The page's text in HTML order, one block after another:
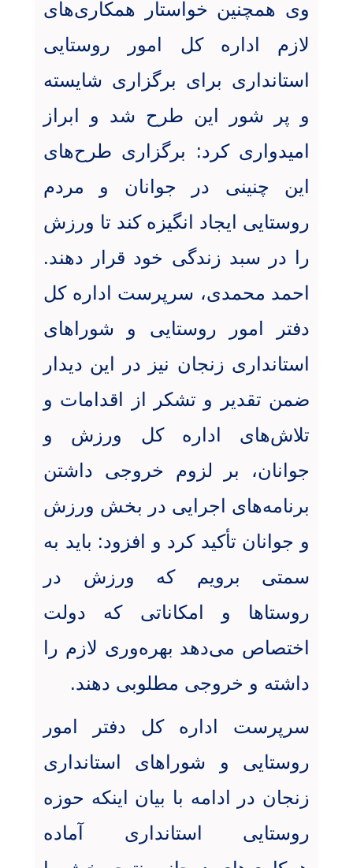
وی همچنین خواستار همکاری‌های
لازم اداره کل امور روستایی
استانداری برای برگزاری شایسته
و پر شور این طرح شد و ابراز
امیدواری کرد: برگزاری طرح‌های
این چنینی در جوانان و مردم
روستایی ایجاد انگیزه کند تا ورزش
را در سبد زندگی خود قرار دهند.
احمد محمدی، سرپرست اداره کل
دفتر امور روستایی و شوراهای
استانداری زنجان نیز در این دیدار
ضمن تقدیر و تشکر از اقدامات و
تلاش‌های اداره کل ورزش و
جوانان، بر لزوم خروجی داشتن
برنامه‌های اجرایی در بخش ورزش
و جوانان تأکید کرد و افزود: باید به
سمتی برویم که ورزش در
روستاها و امکاناتی که دولت
اختصاص می‌دهد بهره‌وری لازم را
داشته و خروجی مطلوبی دهند.
سرپرست اداره کل دفتر امور
روستایی و شوراهای استانداری
زنجان در ادامه با بیان اینکه حوزه
روستایی استانداری آماده